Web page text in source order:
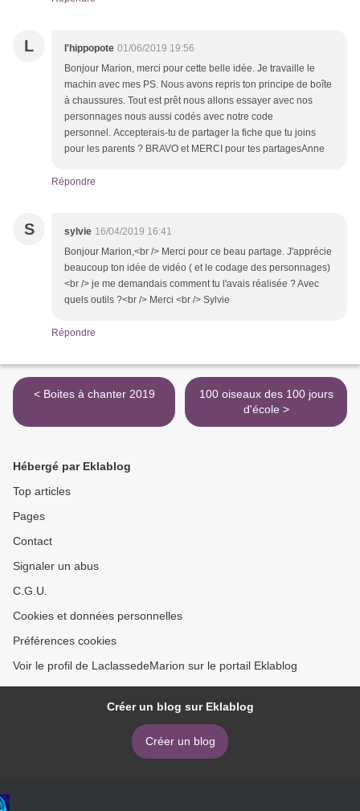
L l'hippopote 01/06/2019 19:56
Bonjour Marion, merci pour cette belle idée. Je travaille le
machin avec mes PS. Nous avons repris ton principe de boîte
à chaussures. Tout est prêt nous allons essayer avec nos
personnages nous aussi codés avec notre code
personnel. Accepterais-tu de partager la fiche que tu joins
pour les parents ? BRAVO et MERCI pour tes partagesAnne
Répondre
S sylvie 16/04/2019 16:41
Bonjour Marion,<br /> Merci pour ce beau partage. J'apprécie
beaucoup ton idée de vidéo ( et le codage des personnages)
<br /> je me demandais comment tu l'avais réalisée ? Avec
quels outils ?<br /> Merci <br /> Sylvie
Répondre
< Boites à chanter 2019
100 oiseaux des 100 jours
d'école >
Hébergé par Eklablog
Top articles
Pages
Contact
Signaler un abus
C.G.U.
Cookies et données personnelles
Préférences cookies
Voir le profil de LaclassedeMarion sur le portail Eklablog
Créer un blog sur Eklablog
Créer un blog